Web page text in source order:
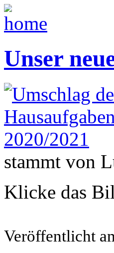
Unser
stammt von
Klicke das
Veröffentlicht